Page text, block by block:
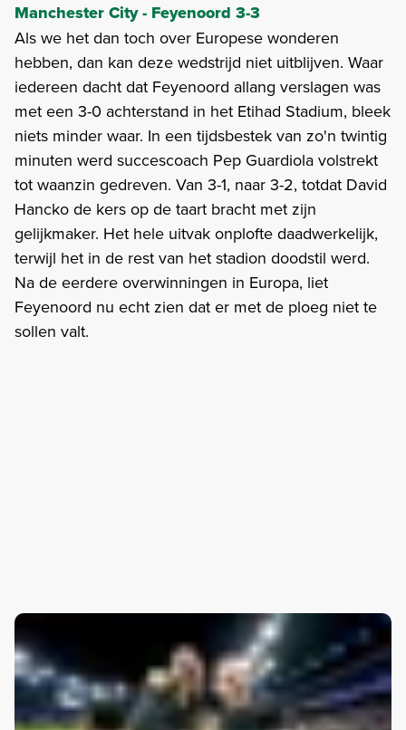
Manchester City - Feyenoord 3-3
Als we het dan toch over Europese wonderen
hebben, dan kan deze wedstrijd niet uitblijven. Waar
iedereen dacht dat Feyenoord allang verslagen was
met een 3-0 achterstand in het Etihad Stadium, bleek
niets minder waar. In een tijdsbestek van zo'n twintig
minuten werd succescoach Pep Guardiola volstrekt
tot waanzin gedreven. Van 3-1, naar 3-2, totdat David
Hancko de kers op de taart bracht met zijn
gelijkmaker. Het hele uitvak onplofte daadwerkelijk,
terwijl het in de rest van het stadion doodstil werd.
Na de eerdere overwinningen in Europa, liet
Feyenoord nu echt zien dat er met de ploeg niet te
sollen valt.